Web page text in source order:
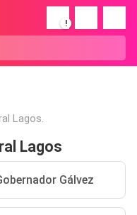
!
Lagos.
Lagos
Gálvez